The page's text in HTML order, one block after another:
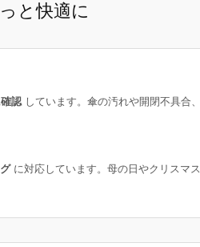
と快適に
認しています。傘の汚れや開閉不具合
に対応しています。母の日やクリスマ